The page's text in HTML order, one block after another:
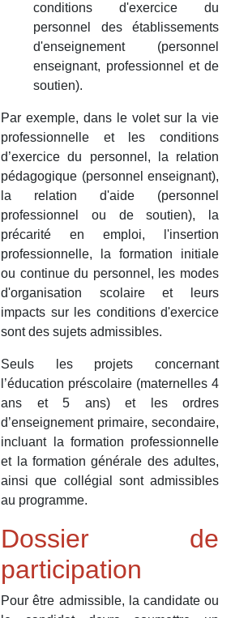
conditions d'exercice du
personnel des établissements
d'enseignement (personnel
enseignant, professionnel et de
soutien).
Par exemple, dans le volet sur la vie
professionnelle et les conditions
d’exercice du personnel, la relation
pédagogique (personnel enseignant),
la relation d'aide (personnel
professionnel ou de soutien), la
précarité en emploi, l'insertion
professionnelle, la formation initiale
ou continue du personnel, les modes
d'organisation scolaire et leurs
impacts sur les conditions d'exercice
sont des sujets admissibles.
Seuls les projets concernant
l’éducation préscolaire (maternelles 4
ans et 5 ans) et les ordres
d’enseignement primaire, secondaire,
incluant la formation professionnelle
et la formation générale des adultes,
ainsi que collégial sont admissibles
au programme.
Dossier de
participation
Pour être admissible, la candidate ou